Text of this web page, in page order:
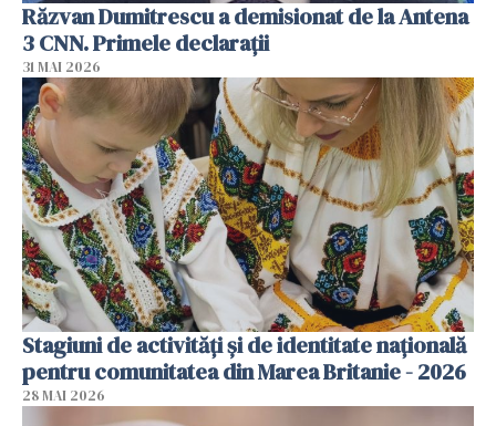
Răzvan Dumitrescu a demisionat de la Antena
3 CNN. Primele declarații
31 MAI 2026
Stagiuni de activități și de identitate națională
pentru comunitatea din Marea Britanie - 2026
28 MAI 2026